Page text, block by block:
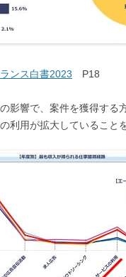
ンス白書2023 P18
影響で、案件を獲得する
の利用が拡大していること